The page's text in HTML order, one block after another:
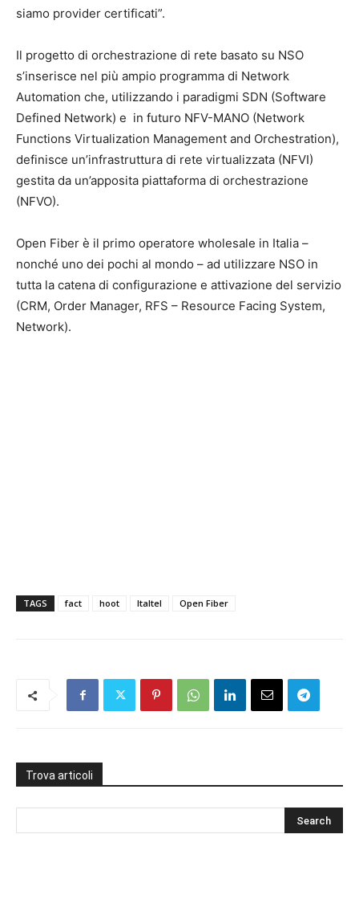
siamo provider certificati”.
Il progetto di orchestrazione di rete basato su NSO
s’inserisce nel più ampio programma di Network
Automation che, utilizzando i paradigmi SDN (Software
Defined Network) e in futuro NFV-MANO (Network
Functions Virtualization Management and Orchestration),
definisce un’infrastruttura di rete virtualizzata (NFVI)
gestita da un’apposita piattaforma di orchestrazione
(NFVO).
Open Fiber è il primo operatore wholesale in Italia –
nonché uno dei pochi al mondo – ad utilizzare NSO in
tutta la catena di configurazione e attivazione del servizio
(CRM, Order Manager, RFS – Resource Facing System,
Network).
TAGS fact hoot Italtel Open Fiber
Trova articoli